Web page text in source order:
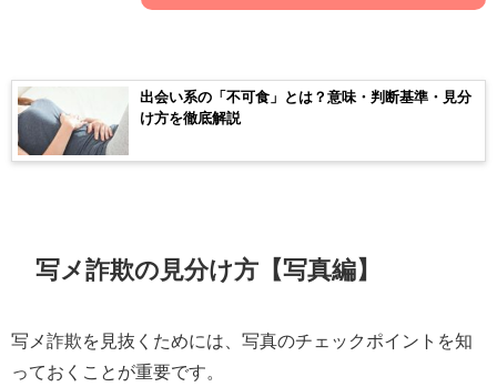
出会い系の「不可食」とは？意味・判断基準・見分
け方を徹底解説
写メ詐欺の見分け方【写真編】
写メ詐欺を見抜くためには、写真のチェックポイントを知
っておくことが重要です。